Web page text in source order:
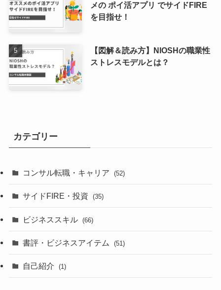
メの ポイ活アプリ でサイドFIRE
を目指せ！
【図解＆読み方】NIOSHの職業性
ストレスモデルとは？
カテゴリー
コンサル転職・キャリア (52)
サイドFIRE・投資 (35)
ビジネススキル (66)
書評・ビジネスアイテム (51)
自己紹介 (1)